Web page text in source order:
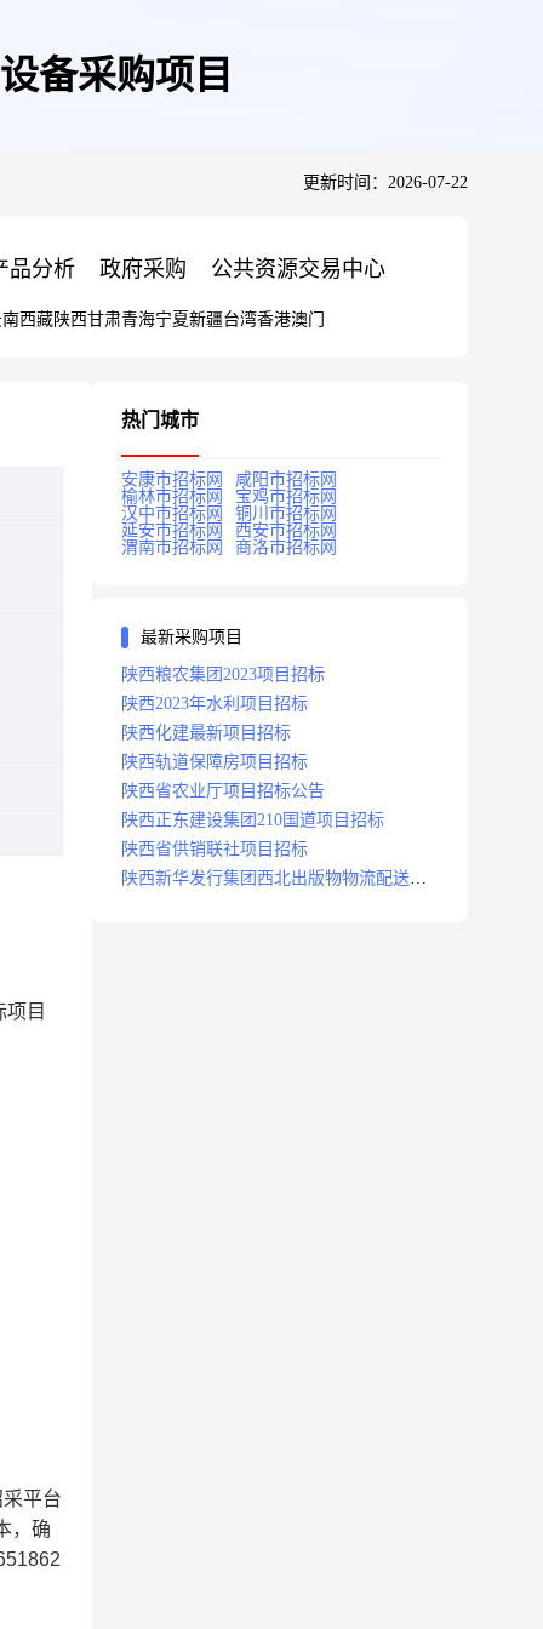
备采购项目
更新时间：2026-07-22
品分析 政府采购 公共资源交易中心
西藏陕西甘肃青海宁夏新疆台湾香港澳门
项目
平台
，确
热门城市
安康市招标网
咸阳市招标网
榆林市招标网
宝鸡市招标网
汉中市招标网
铜川市招标网
延安市招标网
西安市招标网
渭南市招标网
商洛市招标网
最新采购项目
陕西粮农集团2023项目招标
陕西2023年水利项目招标
陕西化建最新项目招标
陕西轨道保障房项目招标
陕西省农业厅项目招标公告
陕西正东建设集团210国道项目招标
陕西省供销联社项目招标
陕西新华发行集团西北出版物物流配送中